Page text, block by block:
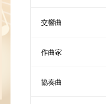
交響曲
作曲家
協奏曲